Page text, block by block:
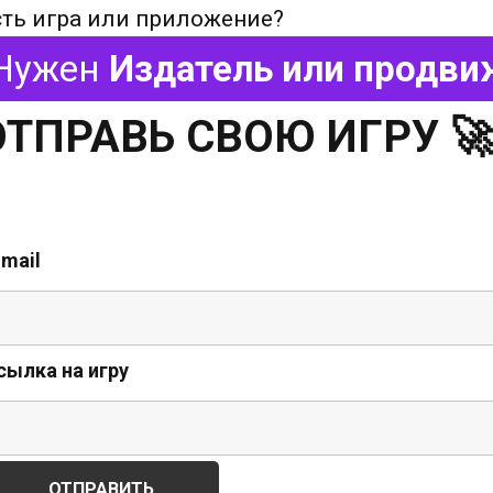
игра или приложение?
Издатель или
СВОЮ ИГРУ 🚀
на игру